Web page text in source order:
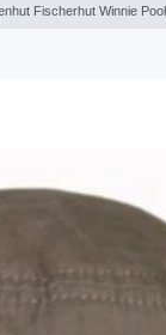
Fischerhut Winnie